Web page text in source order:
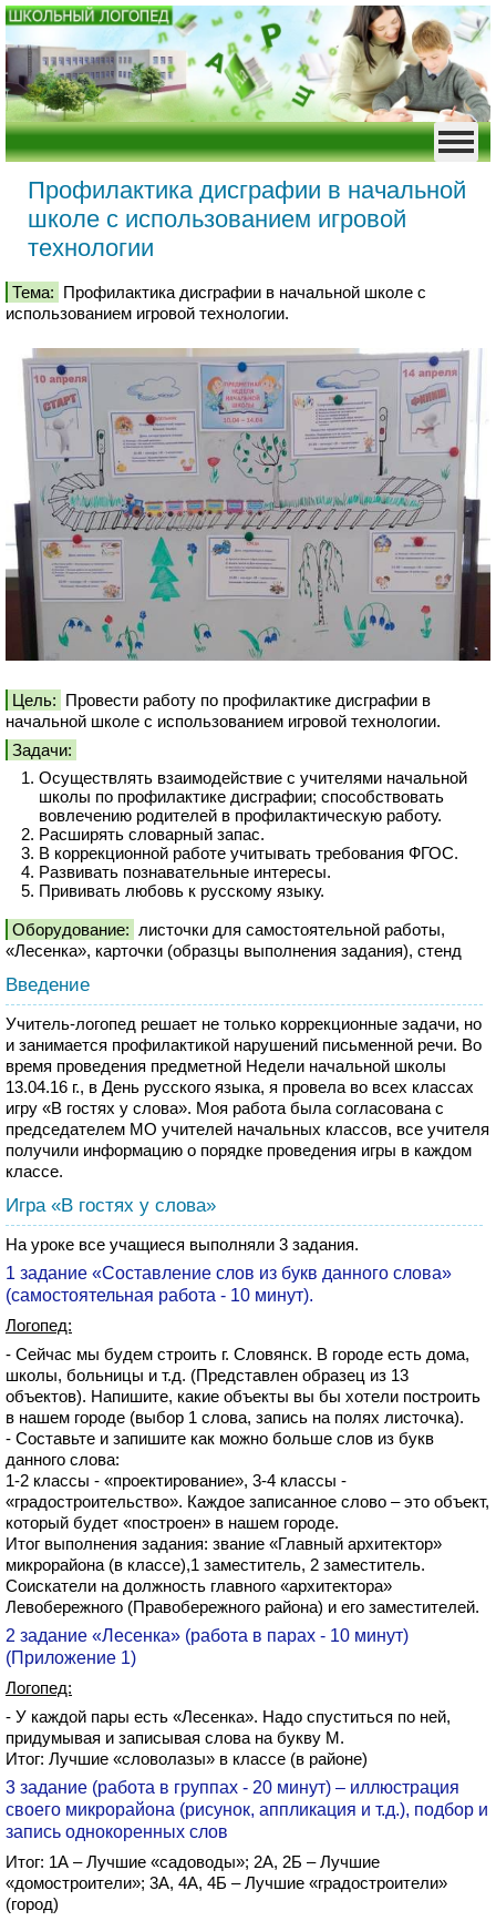
Профилактика дисграфии в начальной
школе с использованием игровой
технологии
Тема: Профилактика дисграфии в начальной школе с
использованием игровой технологии.
Цель: Провести работу по профилактике дисграфии в
начальной школе с использованием игровой технологии.
Задачи:
Осуществлять взаимодействие с учителями начальной
школы по профилактике дисграфии; способствовать
вовлечению родителей в профилактическую работу.
Расширять словарный запас.
В коррекционной работе учитывать требования ФГОС.
Развивать познавательные интересы.
Прививать любовь к русскому языку.
Оборудование: листочки для самостоятельной работы,
«Лесенка», карточки (образцы выполнения задания), стенд
Введение
Учитель-логопед решает не только коррекционные задачи, но
и занимается профилактикой нарушений письменной речи. Во
время проведения предметной Недели начальной школы
13.04.16 г., в День русского языка, я провела во всех классах
игру «В гостях у слова». Моя работа была согласована с
председателем МО учителей начальных классов, все учителя
получили информацию о порядке проведения игры в каждом
классе.
Игра «В гостях у слова»
На уроке все учащиеся выполняли 3 задания.
1 задание «Составление слов из букв данного слова»
(самостоятельная работа - 10 минут).
Логопед:
- Сейчас мы будем строить г. Словянск. В городе есть дома,
школы, больницы и т.д. (Представлен образец из 13
объектов). Напишите, какие объекты вы бы хотели построить
в нашем городе (выбор 1 слова, запись на полях листочка).
- Составьте и запишите как можно больше слов из букв
данного слова:
1-2 классы - «проектирование», 3-4 классы -
«градостроительство». Каждое записанное слово – это объект,
который будет «построен» в нашем городе.
Итог выполнения задания: звание «Главный архитектор»
микрорайона (в классе),1 заместитель, 2 заместитель.
Соискатели на должность главного «архитектора»
Левобережного (Правобережного района) и его заместителей.
2 задание «Лесенка» (работа в парах - 10 минут)
(Приложение 1)
Логопед:
- У каждой пары есть «Лесенка». Надо спуститься по ней,
придумывая и записывая слова на букву М.
Итог: Лучшие «словолазы» в классе (в районе)
3 задание (работа в группах - 20 минут) – иллюстрация
своего микрорайона (рисунок, аппликация и т.д.), подбор и
запись однокоренных слов
Итог: 1А – Лучшие «садоводы»; 2А, 2Б – Лучшие
«домостроители»; 3А, 4А, 4Б – Лучшие «градостроители»
(город)